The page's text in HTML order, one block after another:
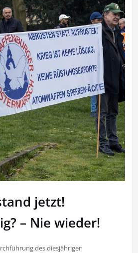
jetzt!
– Nie wieder!
des diesjährigen